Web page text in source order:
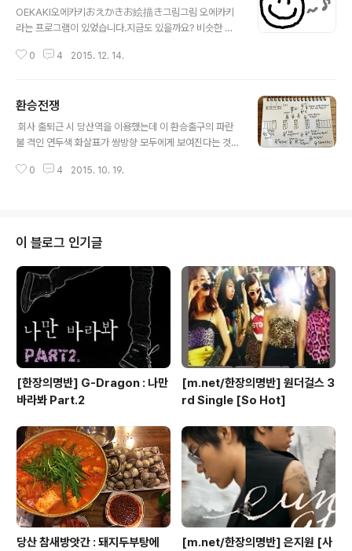
기해하고 즐거웠어요. 온전한 저만의 페이지였으니까요.
하지만 결과는 아웃! ㅋㅋㅋ 그래도 괜찮아요. 바쁜 와중에
다. (젓가락만 왼손잡이) ​ 그리고 이건 뭘까요? 이것도 역자
OEKAKI오에카키おえかきお絵描き그림그림 오에카키
라는 프로그램이 있었습니다.지금도 있을까요? 비슷한 그
졸업을 하고, 방송작가도 하고, 교통사고도 났던 파란 만장
간에 일을 하던 시절이었고,특히 교통사고를 당한 후에는
햇볕을 보면 안되었거든요.얼굴에 흉터가 심해서 외출을
자제했었죠. 그때, 홈페이지를 만들게 되었고 오에카키도
있지만이때는 정말 추운 거실에 앉아서 어깨가 빠지도록
0 4 2015. 12. 14.
환승전쟁
​ 회사 출퇴근 시 당산역을 이용했는데 이 환승출구의 파란
불 격인 연두색 화살표가 쌍방향 모두에게 보여진다는 것
다가가는데 반대편에서 급히 오던 한 사람이 내가 찜한 출
환승 시 붐빌 때마다 출구 하나를 마음 속으로 정하고 축지
법을 쓴다. 물 위를 걷듯이 구름 위를 걷듯이 패쓰... 이젠 정
말 끝.
0 4 2015. 10. 19.
이 블로그 인기글
[한장의명반] G-Dragon : 나만
바라봐 Part.2
[m.net/한장의명반] 원더걸스 3
rd Single [So Hot]
당산 참새방앗간 : 돼지두부탕에
[m.net/한장의명반] 은지원 [사